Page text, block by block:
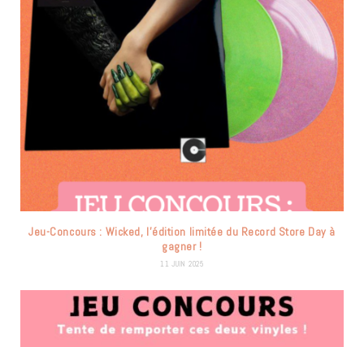
Jeu-Concours : Wicked, l’édition limitée du Record Store Day à
gagner !
11 JUIN 2025